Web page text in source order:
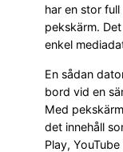
har en stor
pekskärm.
enkel
En sådan
bord vid en
Med
det innehåll
Play,